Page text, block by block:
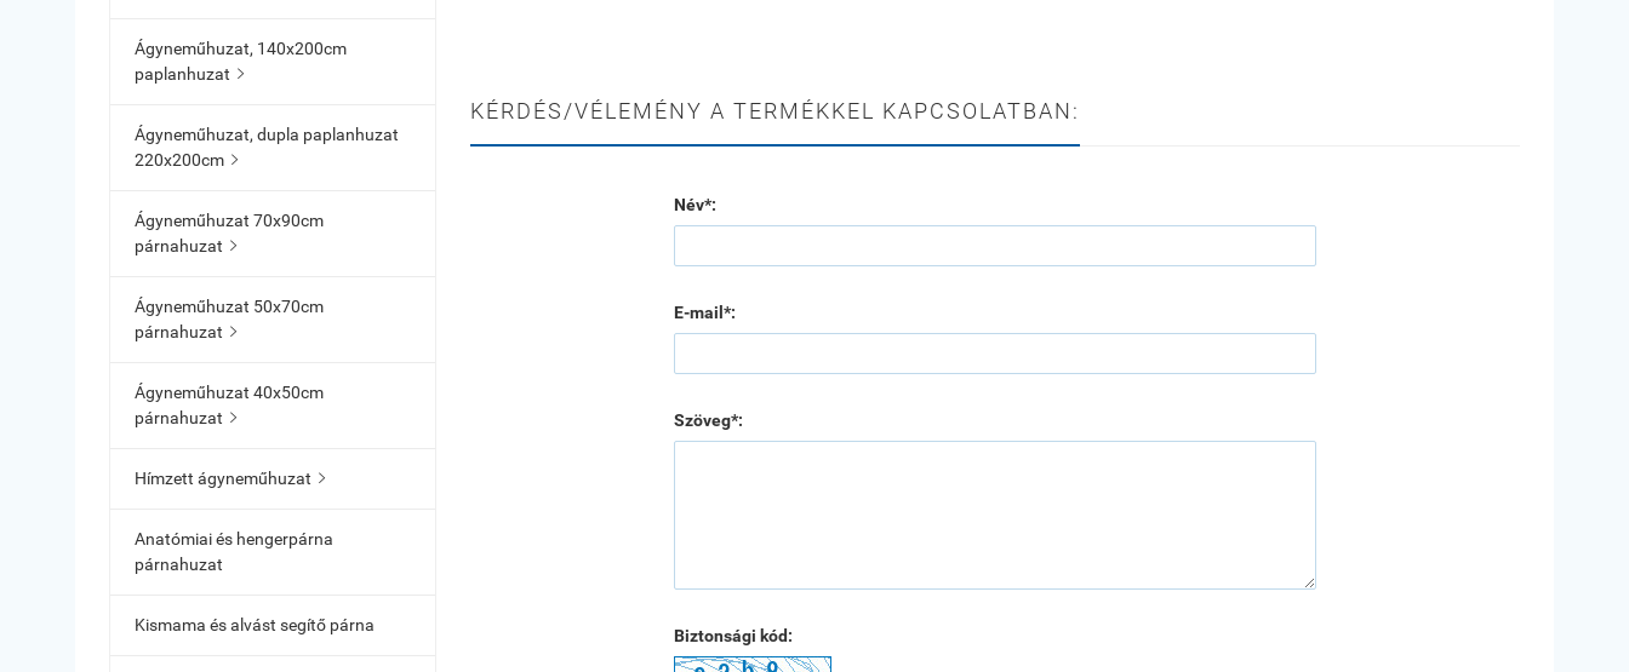
Ágyneműhuzat, 140x200cm
paplanhuzat 
Ágyneműhuzat, dupla paplanhuzat
220x200cm 
Ágyneműhuzat 70x90cm
párnahuzat 
Ágyneműhuzat 50x70cm
párnahuzat 
Ágyneműhuzat 40x50cm
párnahuzat 
Hímzett ágyneműhuzat 
Anatómiai és hengerpárna
párnahuzat
Kismama és alvást segítő párna
KÉRDÉS/VÉLEMÉNY A TERMÉKKEL KAPCSOLATBAN:
Név*:
E-mail*:
Szöveg*:
Biztonsági kód: